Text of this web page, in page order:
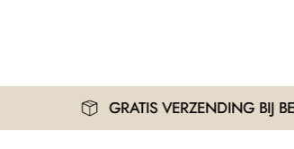
GRATIS VERZENDING BIJ